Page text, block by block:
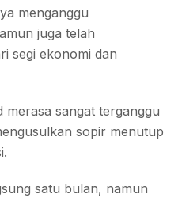
menganggu
juga telah
segi ekonomi dan
merasa sangat terganggu
sopir menutup
satu bulan, namun